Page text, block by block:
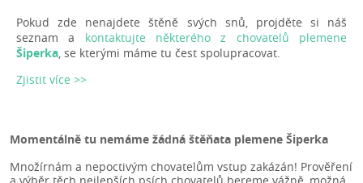
Pokud zde nenajdete štěně svých snů, projděte si náš
seznam a kontaktujte některého z chovatelů plemene
Šiperka, se kterými máme tu čest spolupracovat.
Zjistit více >>
Momentálně tu nemáme žádná štěňata plemene Šiperka
Množírnám a nepoctivým chovatelům vstup zakázán! Prověření